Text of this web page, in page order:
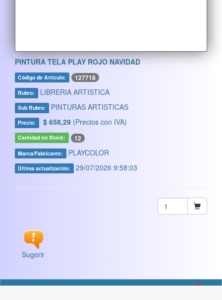
PINTURA TELA PLAY ROJO NAVIDAD
Código de Artículo: 127718
Rubro: LIBRERIA ARTISTICA
Sub Rubro: PINTURAS ARTISTICAS
Precio: $ 658,29 (Precios con IVA)
Cantidad en Stock: 12
Marca/Fabricante: PLAYCOLOR
Última actualización: 29/07/2026 9:58:03
Sugerir